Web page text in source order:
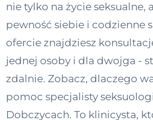
Diagnozy psychologiczne
Testy psychologiczne
Dawka wiedzy
nie tylko na życie seksualne,
pewność siebie i codzienne
ofercie znajdziesz
jednej osoby i dla dwojga -
zdalnie. Zobacz, dlaczego
pomoc specjalisty
Dobczycach. To klinicysta,